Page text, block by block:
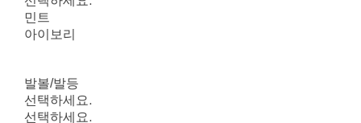
민트
아이보리
발볼/발등
선택하세요.
선택하세요.